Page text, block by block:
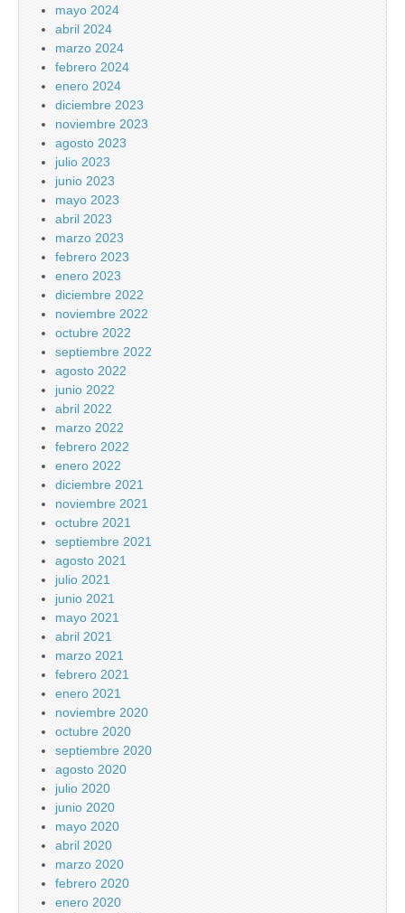
mayo 2024
abril 2024
marzo 2024
febrero 2024
enero 2024
diciembre 2023
noviembre 2023
agosto 2023
julio 2023
junio 2023
mayo 2023
abril 2023
marzo 2023
febrero 2023
enero 2023
diciembre 2022
noviembre 2022
octubre 2022
septiembre 2022
agosto 2022
junio 2022
abril 2022
marzo 2022
febrero 2022
enero 2022
diciembre 2021
noviembre 2021
octubre 2021
septiembre 2021
agosto 2021
julio 2021
junio 2021
mayo 2021
abril 2021
marzo 2021
febrero 2021
enero 2021
noviembre 2020
octubre 2020
septiembre 2020
agosto 2020
julio 2020
junio 2020
mayo 2020
abril 2020
marzo 2020
febrero 2020
enero 2020